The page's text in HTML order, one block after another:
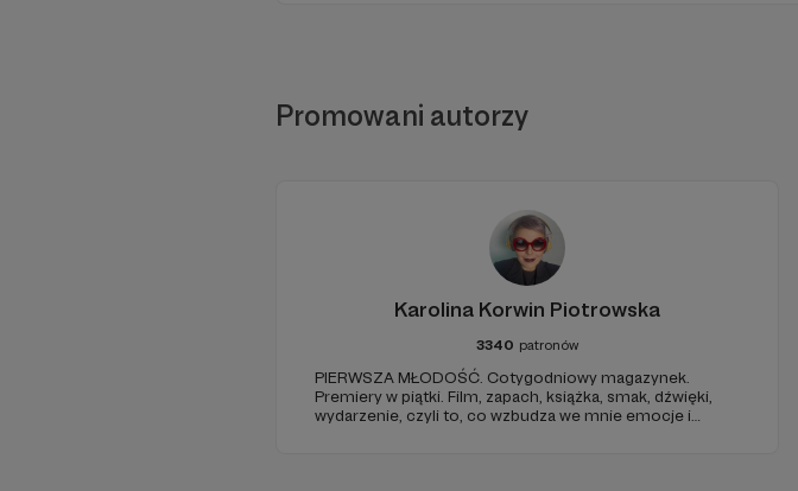
Promowani autorzy
Karolina Korwin Piotrowska
3340 patronów
PIERWSZA MŁODOŚĆ. Cotygodniowy magazynek.
Premiery w piątki. Film, zapach, książka, smak, dźwięki,
wydarzenie, czyli to, co wzbudza we mnie emocje i